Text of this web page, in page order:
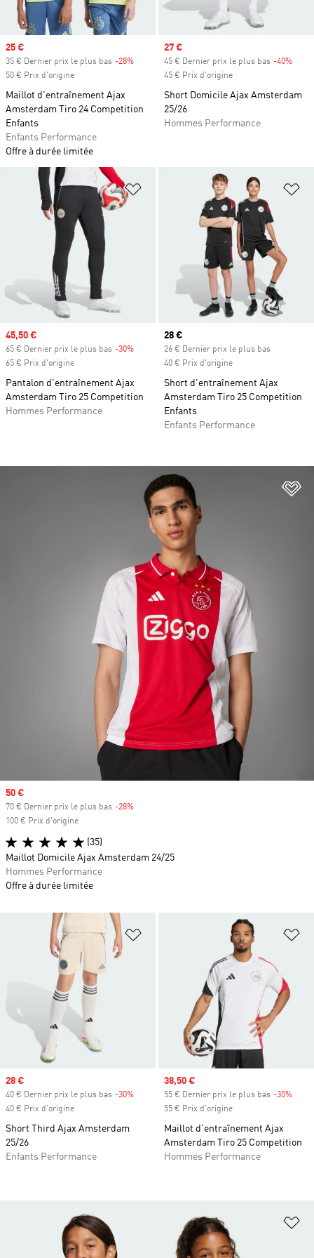
Prix soldé
25 €
35 € Dernier prix le plus bas -28%
50 € Prix d'origine
Maillot d'entraînement Ajax
Amsterdam Tiro 24 Competition
Enfants
Enfants Performance
Offre à durée limitée
Prix soldé
27 €
45 € Dernier prix le plus bas -40%
45 € Prix d'origine
Short Domicile Ajax Amsterdam
25/26
Hommes Performance
Ajouter à la Liste de produits
Prix soldé
45,50 €
65 € Dernier prix le plus bas -30%
65 € Prix d'origine
Pantalon d'entraînement Ajax
Amsterdam Tiro 25 Competition
Hommes Performance
Prix actuel
28 €
26 € Dernier prix le plus bas
40 € Prix d'origine
Short d'entraînement Ajax
Amsterdam Tiro 25 Competition
Enfants
Enfants Performance
Ajouter à la Liste de produits
Prix soldé
28 €
40 € Dernier prix le plus bas -30%
40 € Prix d'origine
Short Third Ajax Amsterdam
25/26
Enfants Performance
Prix soldé
38,50 €
55 € Dernier prix le plus bas -30%
55 € Prix d'origine
Maillot d'entraînement Ajax
Amsterdam Tiro 25 Competition
Hommes Performance
Prix soldé
50 €
70 € Dernier prix le plus bas -28%
100 € Prix d'origine
(35)
Maillot Domicile Ajax Amsterdam 24/25
Hommes Performance
Offre à durée limitée